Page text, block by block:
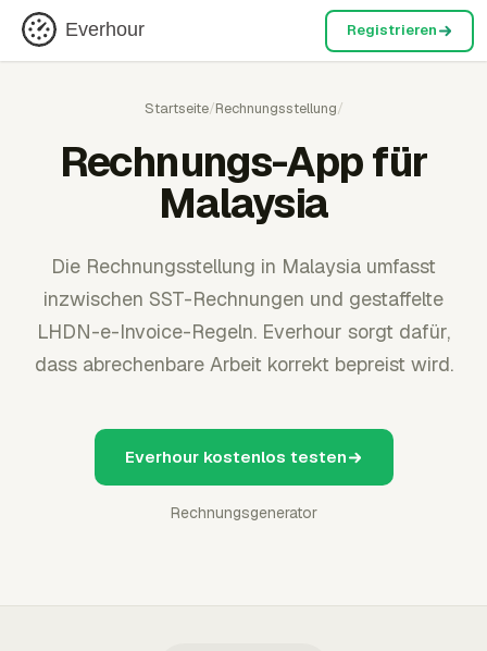
Everhour Registrieren
Startseite/Rechnungsstellung/
Rechnungs-App für
Malaysia
Die Rechnungsstellung in Malaysia umfasst
inzwischen SST-Rechnungen und gestaffelte
LHDN-e-Invoice-Regeln. Everhour sorgt dafür,
dass abrechenbare Arbeit korrekt bepreist wird.
Everhour kostenlos testen
Rechnungsgenerator